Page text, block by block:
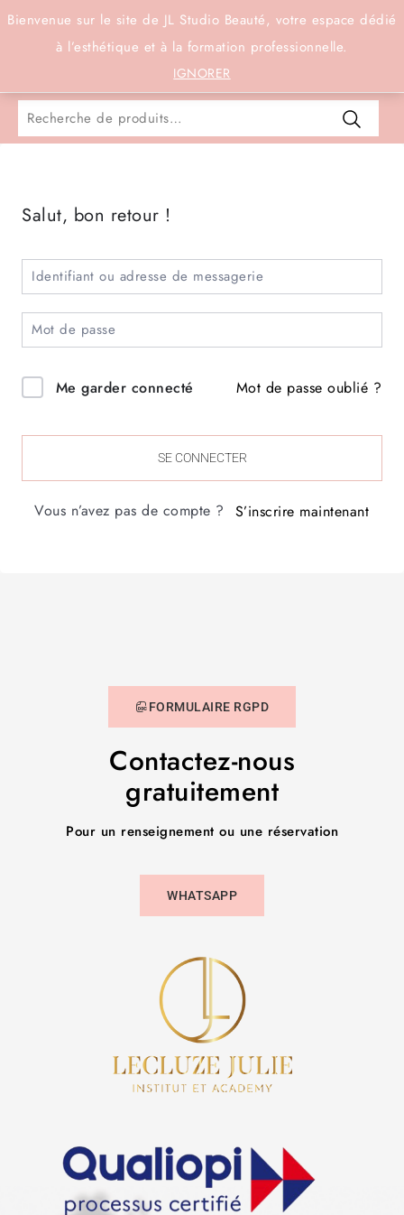
Bienvenue sur le site de JL Studio Beauté, votre espace dédié
à l’esthétique et à la formation professionnelle.
IGNORER
Connexion
Salut, bon retour !
Me garder connecté Mot de passe oublié ?
SE CONNECTER
Vous n’avez pas de compte ? S’inscrire maintenant
FORMULAIRE RGPD
Contactez-nous
gratuitement
Pour un renseignement ou une réservation
WHATSAPP